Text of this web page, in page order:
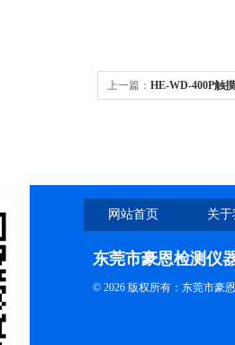
上一篇： HE-WD-400P触
网站首页 关
东莞市豪恩检测仪
© 2026 版权所有：东莞市豪